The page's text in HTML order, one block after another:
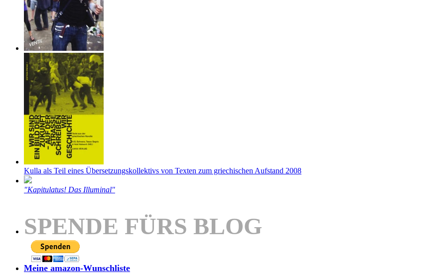
Kulla als Teil eines Übersetzungskollektivs von Texten zum griechischen Aufstand 2008
"Kapitulatus! Das Illuminal"
SPENDE FÜRS BLOG
Meine amazon-Wunschliste